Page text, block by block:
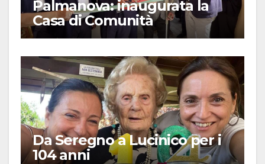
Palmanova: inaugurata la
Casa di Comunità
Da Seregno a Lucinico per i
104 anni